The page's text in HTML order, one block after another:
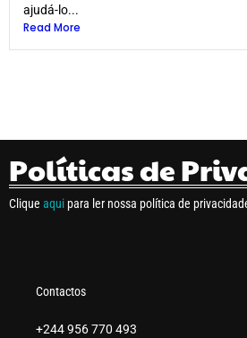
ajudá-lo...
Read More
Políticas de
Clique aqui para ler nossa política de
Contactos
+244 956 770 493